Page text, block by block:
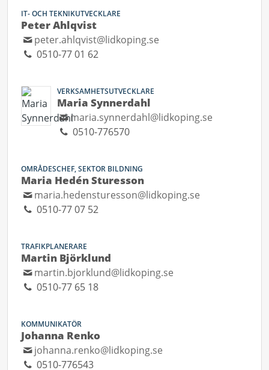
IT- OCH TEKNIKUTVECKLARE
Peter Ahlqvist
peter.ahlqvist@lidkoping.se
0510-77 01 62
VERKSAMHETSUTVECKLARE
Maria Synnerdahl
maria.synnerdahl@lidkoping.se
0510-776570
OMRÅDESCHEF, SEKTOR BILDNING
Maria Hedén Sturesson
maria.hedensturesson@lidkoping.se
0510-77 07 52
TRAFIKPLANERARE
Martin Björklund
martin.bjorklund@lidkoping.se
0510-77 65 18
KOMMUNIKATÖR
Johanna Renko
johanna.renko@lidkoping.se
0510-776543